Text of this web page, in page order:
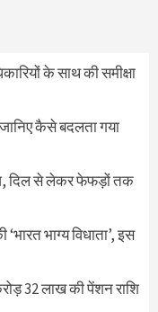
के साथ की समीक्षा
कैसे बदलता गया
दिल से लेकर फेफड़ों तक
भाग्य विधाता’, इस
32 लाख की पेंशन राशि